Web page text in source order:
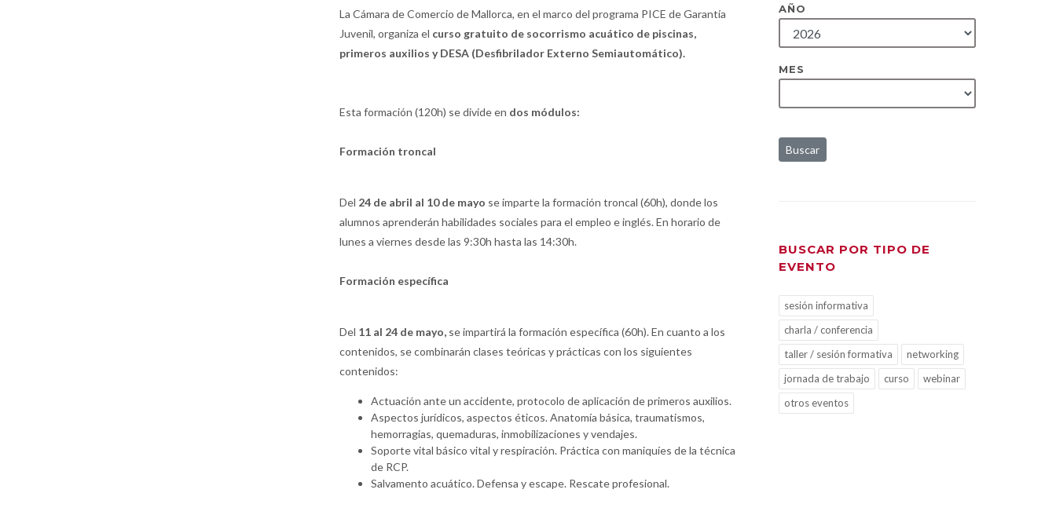
La Cámara de Comercio de Mallorca, en el marco del programa PICE de Garantía
Juvenil, organiza el curso gratuito de socorrismo acuático de piscinas,
primeros auxilios y DESA (Desfibrilador Externo Semiautomático).
Esta formación (120h) se divide en dos módulos:
Formación troncal
Del 24 de abril al 10 de mayo se imparte la formación troncal (60h), donde los
alumnos aprenderán habilidades sociales para el empleo e inglés. En horario de
lunes a viernes desde las 9:30h hasta las 14:30h.
Formación específica
Del 11 al 24 de mayo, se impartirá la formación específica (60h). En cuanto a los
contenidos, se combinarán clases teóricas y prácticas con los siguientes
contenidos:
Actuación ante un accidente, protocolo de aplicación de primeros auxilios.
Aspectos jurídicos, aspectos éticos. Anatomía básica, traumatismos,
hemorragias, quemaduras, inmobilizaciones y vendajes.
Soporte vital básico vital y respiración. Práctica con maniquíes de la técnica
de RCP.
Salvamento acuático. Defensa y escape. Rescate profesional.
AÑO
MES
Buscar
BUSCAR POR TIPO DE
EVENTO
sesión informativa
charla / conferencia
taller / sesión formativa
networking
jornada de trabajo
curso
webinar
otros eventos